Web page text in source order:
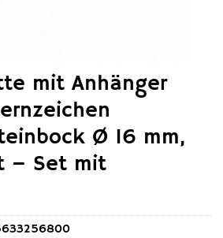
mit Anhänger
Ø 16 mm,
– Set mit